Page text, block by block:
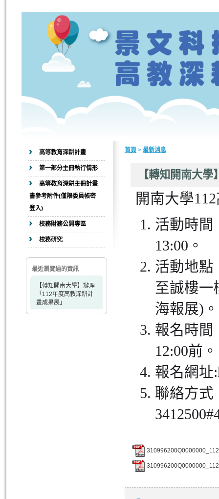
高等教育深耕計畫
第一部分主冊執行情形
高等教育深耕主冊計畫
書參考附件(僅限委員帳密
登入)
校務財務公開專區
校務研究
最近瀏覽過的資訊
【轉知開南大學】辦理
「112年度高教深耕計
畫成果展」
首頁 > 最新消息
【轉知開南大
開南大學
活動時間
13:00。
活動地點
至誠樓一
海報展)。
報名時間
12:00前。
報名網址:
聯絡方式